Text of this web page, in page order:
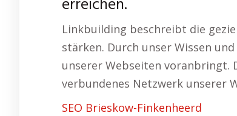
erreichen.
Linkbuilding beschreibt die
stärken. Durch unser Wissen
unserer Webseiten voranbringt.
verbundenes Netzwerk unserer
SEO Brieskow-Finkenheerd